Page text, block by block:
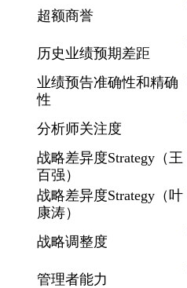
超额商誉
历史业绩预期差距
业绩预告准确性和精确
性
分析师关注度
战略差异度Strategy（王
百强）
战略差异度Strategy（叶
康涛）
战略调整度
管理者能力